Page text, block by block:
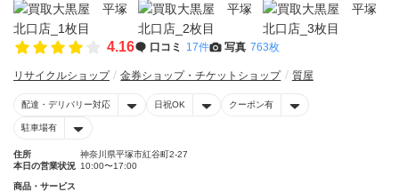
4.16 口コミ 17件 写真 763枚
リサイクルショップ 金券ショップ・チケットショップ 質屋
配達・デリバリー対応 日祝OK クーポン有
駐車場有
住所
神奈川県平塚市紅谷町2-27
本日の営業状況 10:00〜17:00
商品・サービス